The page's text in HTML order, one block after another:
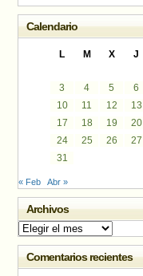
Calendario
L M X J
3
4 5 6
10
11 12 13
17
18 19 20
24
25 26 27
31
« Feb Abr »
Archivos
Archivos
Comentarios recientes